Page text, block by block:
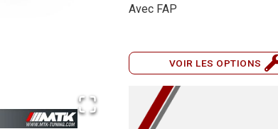
Avec FAP
VOIR LES OPTIONS